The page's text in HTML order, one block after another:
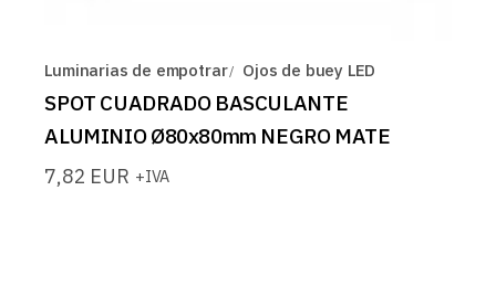
Luminarias de empotrar Ojos de buey LED
SPOT CUADRADO BASCULANTE
ALUMINIO Ø80x80mm NEGRO MATE
7,82 EUR +IVA